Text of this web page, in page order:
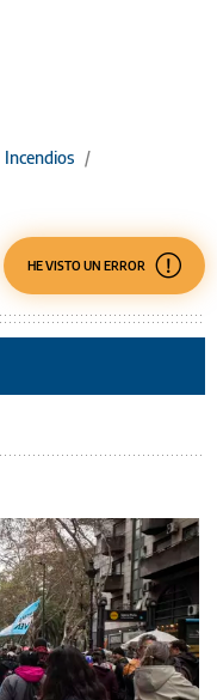
Incendios /
HE VISTO UN ERROR